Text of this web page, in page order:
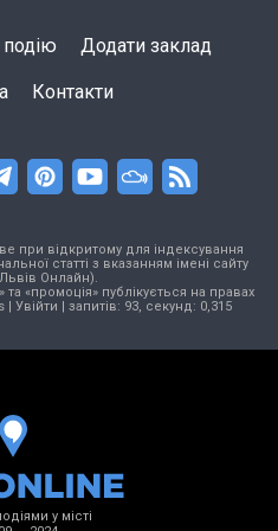
Додати заклад
Контакти
при відкритому для індексування
статті з вказанням імені сайту
Онлайн).
«промоція» публікується на правах
| Увійти | запитів: 93, секунд: 0,315
у місті